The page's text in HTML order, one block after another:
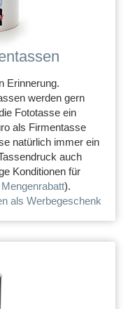
Erinnerung.
werden gern
Fototasse ein
als Firmentasse
natürlich immer ein
auch
Konditionen für
).
als Werbegeschenk